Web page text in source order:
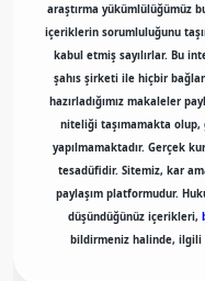
araştırma yükümlülüğümüz
içeriklerin sorumluluğunu
kabul etmiş sayılırlar. Bu
şahıs şirketi ile hiçbir
hazırladığımız makaleler
niteliği taşımamakta olup,
yapılmamaktadır. Gerçek
tesadüfidir. Sitemiz, kar
paylaşım platformudur.
düşündüğünüz içerikleri,
bildirmeniz halinde, ilgili